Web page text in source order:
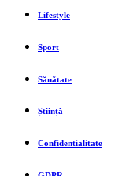
Lifestyle
Sport
Sănătate
Știință
Confidentialitate